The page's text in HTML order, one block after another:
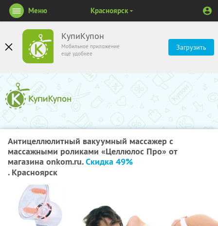
КупиКупон
Мобильное приложение
ещё удобнее
Загрузить
Меню Красноярск
Антицеллюлитный вакуумный массажер с
массажными роликами «Целлюлос Про» от
магазина onkom.ru.Скидка 49%
. Красноярск